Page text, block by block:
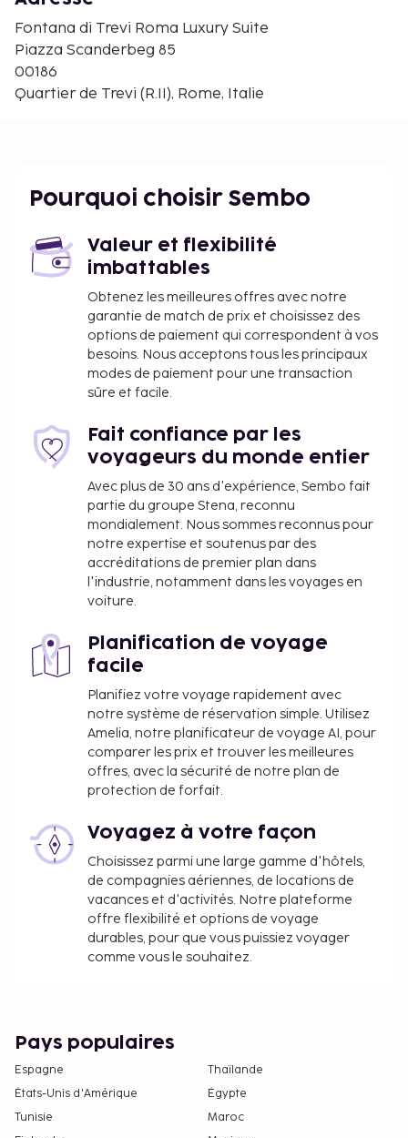
Piazza Barberini - 0,5 km
Palais du Quirinal - 0,5 km
Via Veneto - 0,6 km
Via Nazionale - 0,6 km
Place d'Espagne - 0,6 km
Église de Saint Charles aux Quatre Fontaines - 0,7
Piazza della Rotonda - 0,7 km
Les aéroports les plus proches de l'hébergement
Aéroport de Rome Ciampino (CIA) - 16,8 km
Aéroport international Léonard-de-Vinci de Rome
Fiumicino (FCO) - 29,7 km
La réception n'est pas ouverte en continu. Une
échange d'un supplément (24 h/24). Profitez des
nombreux équipements et services qui
caractérisent l'hébergement, notamment un
service de conciergerie et une salle de séjour
commune. Lors de votre séjour dans cette maison
d'hôtes, vous pourrez prendre vos repas dans votre
chambre grâce au service d'étage (horaires limités).
Un petit déjeuner composé de spécialités
régionales gratuit est servi tous les jours de 09 h 00
à 10 h 30.
Vous devrez payer les frais suivants à
l’hébergement. Ces frais peuvent comprendre les
taxes applicables :
Taxe prélevée par la ville : 7.00 EUR par
personne et par nuit, pour un maximum de 10
nuits. Cette taxe ne s'applique pas aux enfants
de moins de 10 ans.
par séjour
Nous avons indiqué tous les frais dont
l'hébergement nous a fait part.
Navette aéroport : 110 EUR par véhicule, aller
simple, maximum 5 passager(s)
La liste ci-dessus peut ne pas être exhaustive. Les
frais et acomptes peuvent être mentionnés hors
taxe et sont soumis à modification.
Tous les clients, y compris les enfants, doivent
être présents à l'arrivée et présenter une pièce
Fontana di Trevi Roma Luxury Suite
Piazza Scanderbeg 85
00186
Quartier de Trevi (R.II), Rome, Italie
Pourquoi choisir Sembo
Valeur et flexibilité
imbattables
Obtenez les meilleures offres avec notre
garantie de match de prix et choisissez des
options de paiement qui correspondent à vos
besoins. Nous acceptons tous les principaux
modes de paiement pour une transaction
sûre et facile.
Fait confiance par les
voyageurs du monde entier
Avec plus de 30 ans d'expérience, Sembo fait
partie du groupe Stena, reconnu
mondialement. Nous sommes reconnus pour
notre expertise et soutenus par des
accréditations de premier plan dans
l'industrie, notamment dans les voyages en
voiture.
Planification de voyage
facile
Planifiez votre voyage rapidement avec
notre système de réservation simple. Utilisez
Amelia, notre planificateur de voyage AI, pour
comparer les prix et trouver les meilleures
offres, avec la sécurité de notre plan de
protection de forfait.
Voyagez à votre façon
Choisissez parmi une large gamme d'hôtels,
de compagnies aériennes, de locations de
vacances et d'activités. Notre plateforme
offre flexibilité et options de voyage
durables, pour que vous puissiez voyager
comme vous le souhaitez.
Pays populaires
Espagne
Thaïlande
États-Unis d'Amérique
Égypte
Tunisie
Maroc